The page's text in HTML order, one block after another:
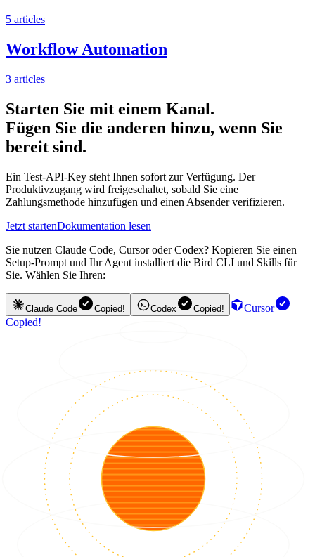
5 articles
Workflow Automation
3 articles
Starten Sie mit einem Kanal.
Fügen Sie die anderen hinzu, wenn Sie
bereit sind.
Ein Test-API-Key steht Ihnen sofort zur Verfügung. Der
Produktivzugang wird freigeschaltet, sobald Sie eine
Zahlungsmethode hinzufügen und einen Absender verifizieren.
Jetzt startenDokumentation lesen
Sie nutzen Claude Code, Cursor oder Codex? Kopieren Sie einen
Setup-Prompt und Ihr Agent installiert die Bird CLI und Skills für
Sie. Wählen Sie Ihren:
Claude Code Copied! Codex Copied!
Cursor
Copied!